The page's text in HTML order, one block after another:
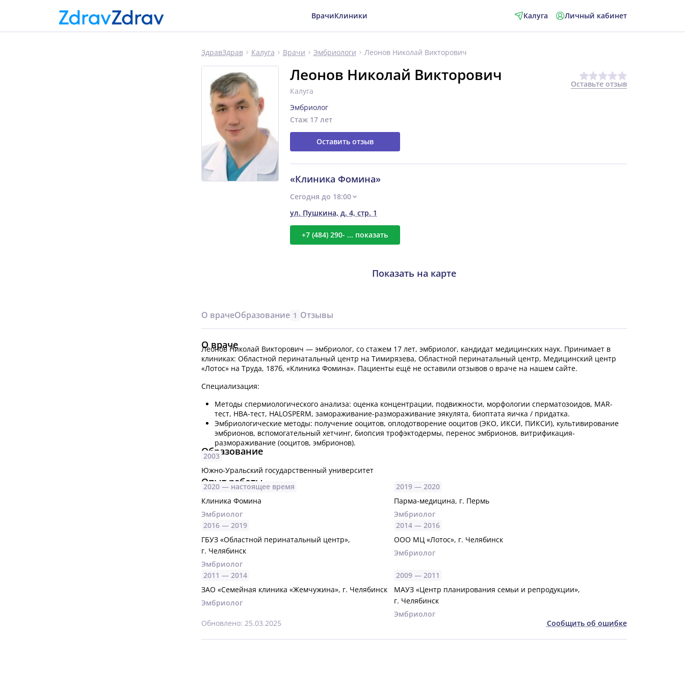
ВрачиКлиники Калуга Личный кабинет
ЗдравЗдрав Калуга Врачи Эмбриологи Леонов Николай Викторович
Леонов Николай Викторович
Калуга
Оставьте отзыв
Эмбриолог
Стаж 17 лет
Оставить отзыв
«Клиника Фомина»
Сегодня до 18:00
ул. Пушкина, д. 4, стр. 1
+7 (484) 290- ... показать
Показать на карте
О врачеОбразование 1 Отзывы
О враче
Леонов Николай Викторович — эмбриолог, со стажем 17 лет, эмбриолог, кандидат медицинских наук. Принимает в
клиниках: Областной перинатальный центр на Тимирязева, Областной перинатальный центр, Медицинский центр
«Лотос» на Труда, 187б, «Клиника Фомина». Пациенты ещё не оставили отзывов о враче на нашем сайте.
Специализация:
Методы спермиологического анализа: оценка концентрации, подвижности, морфологии сперматозоидов, МАR-
тест, НВА-тест, HALOSPERM, замораживание-размораживание эякулята, биоптата яичка / придатка.
Эмбриологические методы: получение ооцитов, оплодотворение ооцитов (ЭКО, ИКСИ, ПИКСИ), культивирование
эмбрионов, вспомогательный хетчинг, биопсия трофэктодермы, перенос эмбрионов, витрификация-
размораживание (ооцитов, эмбрионов).
Образование
2003
Южно-Уральский государственный университет
Опыт работы
2020 — настоящее время
Клиника Фомина
Эмбриолог
2019 — 2020
Парма-медицина, г. Пермь
Эмбриолог
2016 — 2019
ГБУЗ «Областной перинатальный центр»,
г. Челябинск
Эмбриолог
2014 — 2016
ООО МЦ «Лотос», г. Челябинск
Эмбриолог
2011 — 2014
ЗАО «Семейная клиника «Жемчужина», г. Челябинск
Эмбриолог
2009 — 2011
МАУЗ «Центр планирования семьи и репродукции»,
г. Челябинск
Эмбриолог
Обновлено: 25.03.2025
Сообщить об ошибке